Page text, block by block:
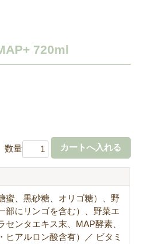
720ml
数量
蜜、黒砂糖、オリゴ糖）、野
部にリンゴを含む）、野菜エ
センタエキス末、MAP酵素、
ヒアルロン酸含有）／ ビタミ